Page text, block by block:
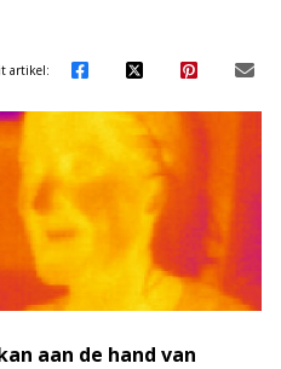
artikel:
aan de hand van